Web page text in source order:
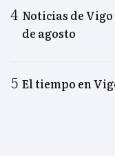
Noticias de
de agosto
El tiempo en